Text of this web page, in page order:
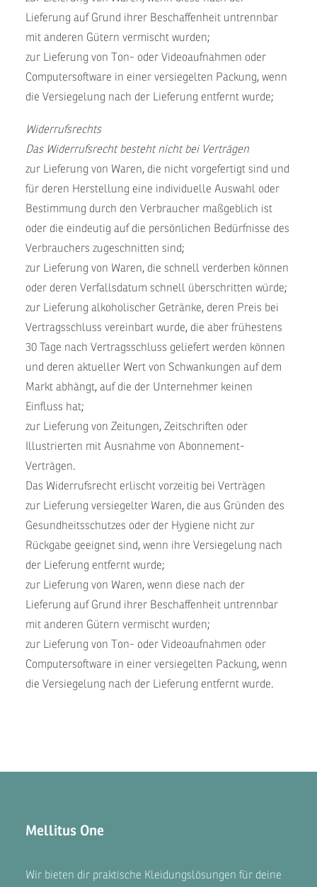
Lieferung auf Grund ihrer Beschaffenheit untrennbar
mit anderen Gütern vermischt wurden;
zur Lieferung von Ton- oder Videoaufnahmen oder
Computersoftware in einer versiegelten Packung, wenn
die Versiegelung nach der Lieferung entfernt wurde;
Widerrufsrechts
Das Widerrufsrecht besteht nicht bei Verträgen
zur Lieferung von Waren, die nicht vorgefertigt sind und
für deren Herstellung eine individuelle Auswahl oder
Bestimmung durch den Verbraucher maßgeblich ist
oder die eindeutig auf die persönlichen Bedürfnisse des
Verbrauchers zugeschnitten sind;
zur Lieferung von Waren, die schnell verderben können
oder deren Verfallsdatum schnell überschritten würde;
zur Lieferung alkoholischer Getränke, deren Preis bei
Vertragsschluss vereinbart wurde, die aber frühestens
30 Tage nach Vertragsschluss geliefert werden können
und deren aktueller Wert von Schwankungen auf dem
Markt abhängt, auf die der Unternehmer keinen
Einfluss hat;
zur Lieferung von Zeitungen, Zeitschriften oder
Illustrierten mit Ausnahme von Abonnement-
Verträgen.
Das Widerrufsrecht erlischt vorzeitig bei Verträgen
zur Lieferung versiegelter Waren, die aus Gründen des
Gesundheitsschutzes oder der Hygiene nicht zur
Rückgabe geeignet sind, wenn ihre Versiegelung nach
der Lieferung entfernt wurde;
zur Lieferung von Waren, wenn diese nach der
Lieferung auf Grund ihrer Beschaffenheit untrennbar
mit anderen Gütern vermischt wurden;
zur Lieferung von Ton- oder Videoaufnahmen oder
Computersoftware in einer versiegelten Packung, wenn
die Versiegelung nach der Lieferung entfernt wurde.
Mellitus One
Wir bieten dir praktische Kleidungslösungen für deine